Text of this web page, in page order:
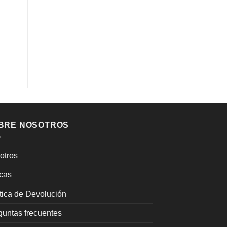
NOSOTROS
de Devolución
frecuentes